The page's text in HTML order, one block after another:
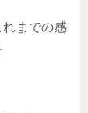
までの感